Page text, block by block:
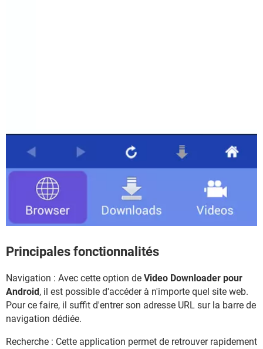
Principales fonctionnalités
Navigation : Avec cette option de Video Downloader pour
Android , il est possible d'accéder à n'importe quel site web.
Pour ce faire, il suffit d'entrer son adresse URL sur la barre de
navigation dédiée.
Recherche : Cette application permet de retrouver rapidement